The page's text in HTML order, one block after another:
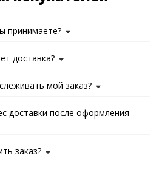
принимаете?
доставка?
мой заказ?
доставки после оформления
заказ?